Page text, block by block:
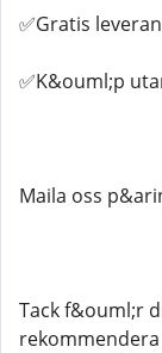
✅Gratis
✅K&ouml;p
Maila oss
Tack f&ouml;r